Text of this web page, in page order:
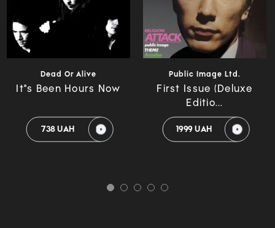
Dead Or Alive
It"s Been Hours Now
738 UAH
Public Image Ltd.
First Issue (Deluxe
Editio...
1999 UAH